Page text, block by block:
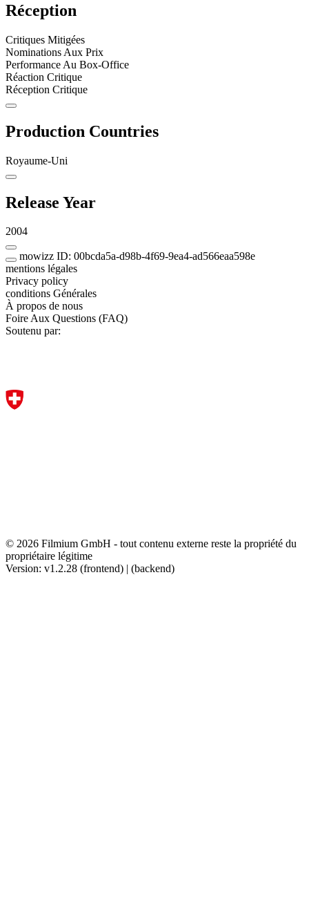
Réception
Critiques Mitigées
Nominations Aux Prix
Performance Au Box-Office
Réaction Critique
Réception Critique
Production Countries
Royaume-Uni
Release Year
2004
mowizz ID: 00bcda5a-d98b-4f69-9ea4-ad566eaa598e
mentions légales
Privacy policy
conditions Générales
À propos de nous
Foire Aux Questions (FAQ)
Soutenu par:
© 2026 Filmium GmbH - tout contenu externe reste la propriété du
propriétaire légitime
Version: v1.2.28 (frontend) | (backend)